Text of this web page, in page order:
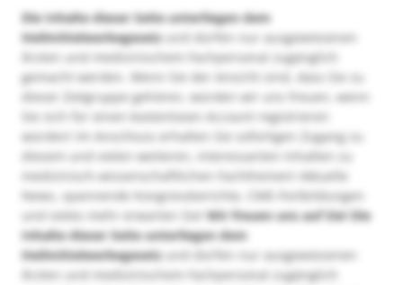
Die Inhalte dieser Seite unterliegen dem
Heilmittelwerbegesetzund dürfen nur ausgewiesenen
Ärzten und medizinischem Fachpersonal zugänglich
gemacht werden. Wenn Sie der Ansicht sind, dass Sie zu
dieser Zielgruppe gehören, würden wir uns freuen, wenn
Sie sich für einen kostenlosen Account registrieren
würden! Im Anschluss erhalten Sie sofortigen Zugang zu
diesem und vielen weiteren, interessanten Inhalten zu
medizinisch-wissenschaftlichen Fachthemen! Aktuelle
News, spannende Kongressberichte, CME-Fortbildungen
und vieles mehr erwarten Sie!Wir freuen uns auf Sie! Die
Inhalte dieser Seite unterliegen dem
Heilmittelwerbegesetzund dürfen nur ausgewiesenen
Ärzten und medizinischem Fachpersonal zugänglich